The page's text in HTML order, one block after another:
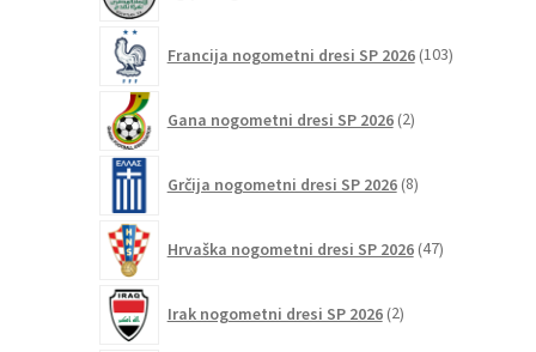
Francija nogometni dresi SP 2026 103izdelki
Gana nogometni dresi SP 2026 2izdelka
Grčija nogometni dresi SP 2026 8izdelkov
Hrvaška nogometni dresi SP 2026 47izdelkov
Irak nogometni dresi SP 2026 2izdelka